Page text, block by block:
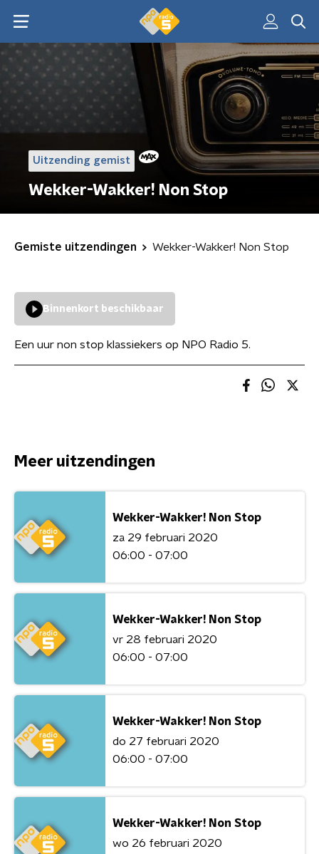
Uitzending gemist
Wekker-Wakker! Non Stop
Gemiste uitzendingen Wekker-Wakker! Non Stop
Binnenkort beschikbaar
Een uur non stop klassiekers op NPO Radio 5.
Meer uitzendingen
Wekker-Wakker! Non Stop
za 29 februari 2020
06:00 - 07:00
Wekker-Wakker! Non Stop
vr 28 februari 2020
06:00 - 07:00
Wekker-Wakker! Non Stop
do 27 februari 2020
06:00 - 07:00
Wekker-Wakker! Non Stop
wo 26 februari 2020